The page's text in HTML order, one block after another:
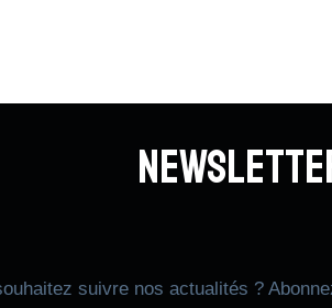
suivre nos actualités ?